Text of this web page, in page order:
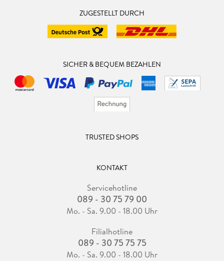
ZUGESTELLT DURCH
SICHER & BEQUEM BEZAHLEN
TRUSTED SHOPS
KONTAKT
Servicehotline
089 - 30 75 79 00
Mo. - Sa. 9.00 - 18.00 Uhr
Filialhotline
089 - 30 75 75 75
Mo. - Sa. 9.00 - 18.00 Uhr